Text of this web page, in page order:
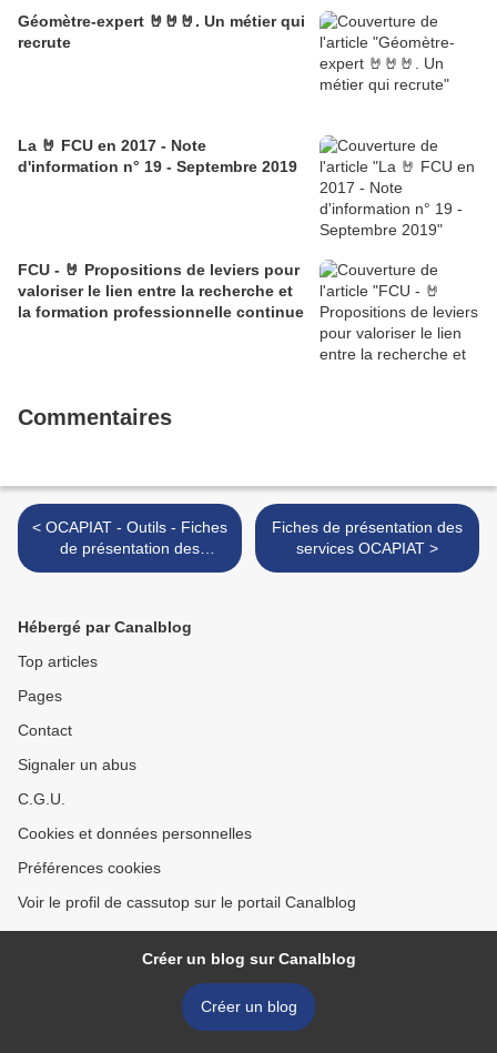
Géomètre-expert 🤘🤘🤘. Un métier qui
recrute
La 🤘 FCU en 2017 - Note
d'information n° 19 - Septembre 2019
FCU - 🤘 Propositions de leviers pour
valoriser le lien entre la recherche et
la formation professionnelle continue
Commentaires
< OCAPIAT - Outils - Fiches
de présentation des
dispositifs
Fiches de présentation des
services OCAPIAT >
Hébergé par Canalblog
Top articles
Pages
Contact
Signaler un abus
C.G.U.
Cookies et données personnelles
Préférences cookies
Voir le profil de cassutop sur le portail Canalblog
Créer un blog sur Canalblog
Créer un blog